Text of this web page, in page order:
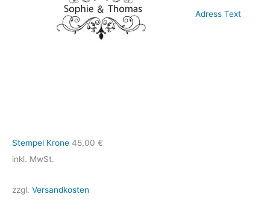
Adress Text
Stempel Krone 45,00 €
inkl. MwSt.
zzgl. Versandkosten